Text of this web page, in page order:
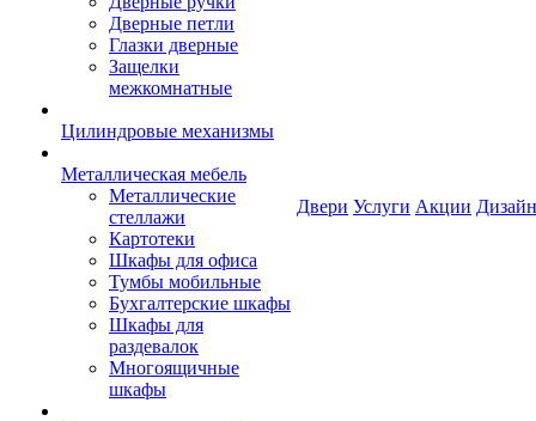
Дверные петли
Глазки дверные
Защелки
межкомнатные
Цилиндровые механизмы
Металлическая мебель
Металлические
стеллажи
Картотеки
Шкафы для офиса
Тумбы мобильные
Бухгалтерские шкафы
Шкафы для
раздевалок
Многоящичные
шкафы
Двери Услуги Акции